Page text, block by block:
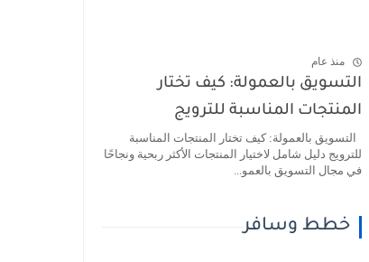
منذ عام
التسويق بالعمولة: كيف تختار
المنتجات المناسبة للترويج
التسويق بالعمولة: كيف تختار المنتجات المناسبة
للترويج دليل شامل لاختيار المنتجات الأكثر ربحية ونجاحًا
في مجال التسويق بالعمو...
خطط وسافر